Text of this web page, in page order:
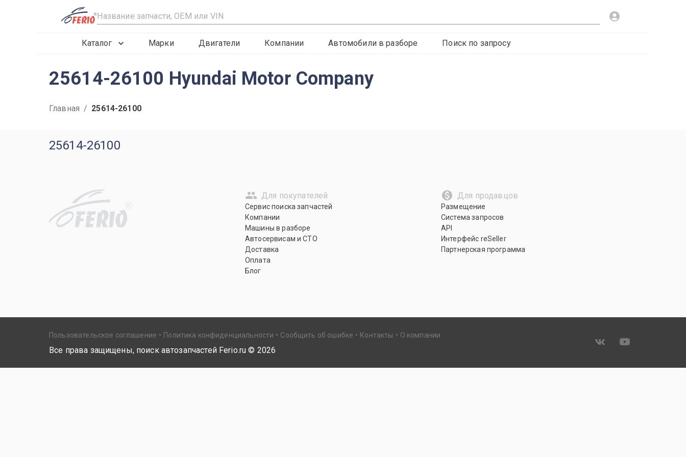
R
Каталог Марки Двигатели Компании Автомобили в разборе Поиск по запросу
25614-26100 Hyundai Motor Company
Главная / 25614-26100
25614-26100
R
Для покупателей
Сервис поиска запчастей
Компании
Машины в разборе
Автосервисам и СТО
Доставка
Оплата
Блог
Для продавцов
Размещение
Система запросов
API
Интерфейс reSeller
Партнерская программа
Пользовательское соглашение Политика конфиденциальности Сообщить об ошибке Контакты О компании
Все права защищены, поиск автозапчастей Ferio.ru © 2026